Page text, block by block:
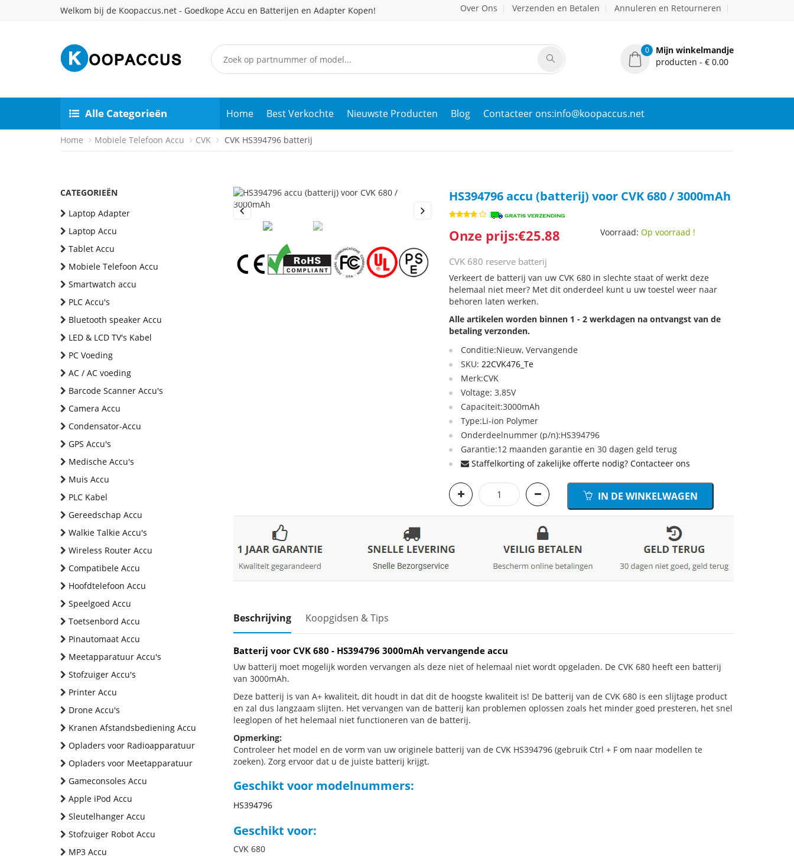
Welkom bij de Koopaccus.net - Goedkope Accu en Batterijen en Adapter Kopen! Over Ons Verzenden en Betalen Annuleren en Retourneren
0
Mijn winkelmandje
producten - € 0.00
Alle Categorieën Home Best Verkochte Nieuwste Producten Blog Contacteer ons:info@koopaccus.net
Home Mobiele Telefoon Accu CVK CVK HS394796 batterij
CATEGORIEËN
Laptop Adapter
Laptop Accu
Tablet Accu
Mobiele Telefoon Accu
Smartwatch accu
PLC Accu's
Bluetooth speaker Accu
LED & LCD TV's Kabel
PC Voeding
AC / AC voeding
Barcode Scanner Accu's
Camera Accu
Condensator-Accu
GPS Accu's
Medische Accu's
Muis Accu
PLC Kabel
Gereedschap Accu
Walkie Talkie Accu's
Wireless Router Accu
Compatibele Accu
Hoofdtelefoon Accu
Speelgoed Accu
Toetsenbord Accu
Pinautomaat Accu
Meetapparatuur Accu's
Stofzuiger Accu's
Printer Accu
Drone Accu's
Kranen Afstandsbediening Accu
Opladers voor Radioapparatuur
Opladers voor Meetapparatuur
Gameconsoles Accu
Apple iPod Accu
Sleutelhanger Accu
Stofzuiger Robot Accu
MP3 Accu
Previous
HS394796 accu (batterij) voor CVK 680 / 3000mAh
Onze prijs:€25.88 Voorraad:Op voorraad !
CVK 680 reserve batterij
Verkeert de batterij van uw CVK 680 in slechte staat of werkt deze
helemaal niet meer? Met dit onderdeel kunt u uw toestel weer naar
behoren laten werken.
Alle artikelen worden binnen 1 - 2 werkdagen na ontvangst van de
betaling verzonden.
Conditie:Nieuw, Vervangende
SKU:22CVK476_Te
Merk:CVK
Voltage: 3.85V
Capaciteit:3000mAh
Type:Li-ion Polymer
Onderdeelnummer (p/n):HS394796
Garantie:12 maanden garantie en 30 dagen geld terug
Staffelkorting of zakelijke offerte nodig? Contacteer ons
IN DE WINKELWAGEN
Beschrijving Koopgidsen & Tips
Batterij voor CVK 680 - HS394796 3000mAh vervangende accu
Uw batterij moet mogelijk worden vervangen als deze niet of helemaal niet wordt opgeladen. De CVK 680 heeft een batterij
van 3000mAh.
Deze batterij is van A+ kwaliteit, dit houdt in dat dit de hoogste kwaliteit is! De batterij van de CVK 680 is een slijtage product
en zal dus langzaam slijten. Het vervangen van de batterij kan problemen oplossen zoals het minder goed presteren, het snel
leeglopen of het helemaal niet functioneren van de batterij.
Opmerking:
Controleer het model en de vorm van uw originele batterij van de CVK HS394796 (gebruik Ctrl + F om naar modellen te
zoeken). Zorg ervoor dat u de juiste batterij krijgt.
Geschikt voor modelnummers:
HS394796
Geschikt voor:
CVK 680